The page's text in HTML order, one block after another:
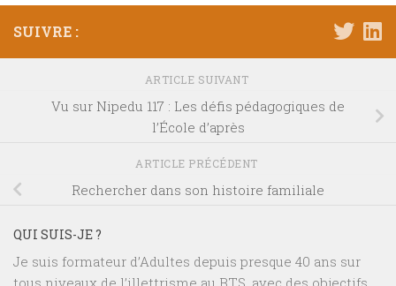
SUIVRE :
ARTICLE SUIVANT
Vu sur Nipedu 117 : Les défis pédagogiques de
l’École d’après
ARTICLE PRÉCÉDENT
Rechercher dans son histoire familiale
QUI SUIS-JE ?
Je suis formateur d’Adultes depuis presque 40 ans sur